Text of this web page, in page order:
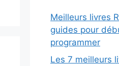
Meilleurs livres
guides pour
programmer
Les 7 meilleurs